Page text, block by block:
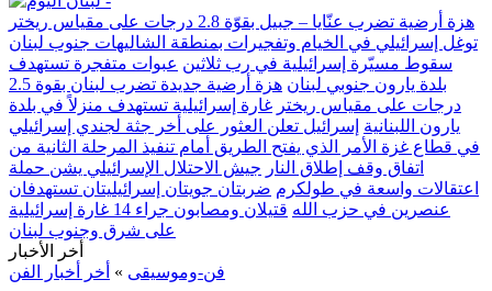
هزة أرضية تضرب عنّايا – جبيل بقوّة 2.8 درجات على مقياس ريختر
توغل إسرائيلي في الخيام وتفجيرات بمنطقة الشاليهات جنوب لبنان
سقوط مسيّرة إسرائيلية في رب ثلاثين عبوات متفجرة تستهدف
بلدة يارون جنوبي لبنان
هزة أرضية جديدة تضرب لبنان بقوة 2.5
درجات على مقياس ريختر غارة إسرائيلية تستهدف منزلاً في بلدة
يارون اللبنانية إسرائيل تعلن العثور على أخر جثة لجندي إسرائيلي
في قطاع غزة الأمر الذي يفتح الطريق أمام تنفيذ المرحلة الثانية من
اتفاق وقف إطلاق النار جيش الاحتلال الإسرائيلي يشن حملة
اعتقالات واسعة في طولكرم ضربتان جويتان إسرائيليتان تستهدفان
عنصرين في حزب الله
قتيلان ومصابون جراء 14 غارة إسرائيلية
على شرق وجنوب لبنان
أخر الأخبار
فن-وموسيقى » أخر أخبار الفن